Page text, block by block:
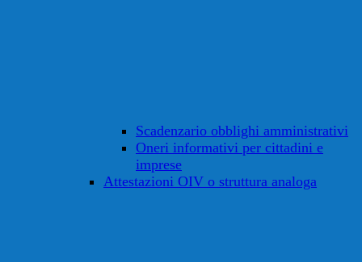
Scadenzario obblighi amministrativi
Oneri informativi per cittadini e
imprese
Attestazioni OIV o struttura analoga